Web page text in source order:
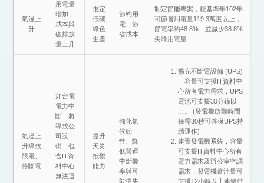
氣溫上
升
用電量
增加、
成本與
碳排放
量上升
推定
低碳
綠色
生產
節約用
電、節
省成本
制定節能專案，較基準年102年
可節省用電量119.3萬度以上，
節電率約48.8%，並減少38.8%
尖峰用電量
氣溫上
升導致
限電、
停斷電
如台電
電力中
斷，將
導致公
司設
備，包
含IT資
料中心
無法運
提升
天災
抵禦
能力
強化氣
候韌
性、降
低營運
中斷機
率與可
能損失
擴充不斷電設備 (UPS)
，容量可支援IT資料中
心所有電力需求，UPS
電池可支援30分鐘以
上。 (發電機啟動時間
僅需30秒可確保UPS持
續運作)
建置發電機系統，容量
可支援IT資料中心所有
電力需求及辦公室空調
需求，發電機蓄油量可
支援12小時以上連續供